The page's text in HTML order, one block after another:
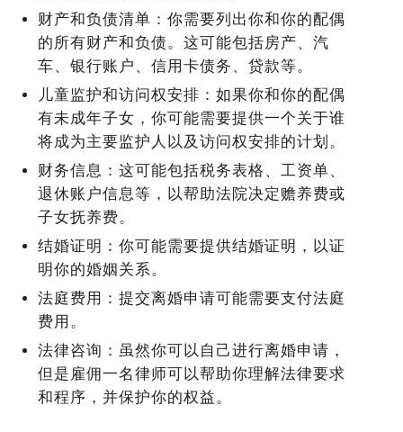
财产和负债清单：你需要列出你和你的配偶
的所有财产和负债。这可能包括房产、汽
车、银行账户、信用卡债务、贷款等。
儿童监护和访问权安排：如果你和你的配偶
有未成年子女，你可能需要提供一个关于谁
将成为主要监护人以及访问权安排的计划。
财务信息：这可能包括税务表格、工资单、
退休账户信息等，以帮助法院决定赡养费或
子女抚养费。
结婚证明：你可能需要提供结婚证明，以证
明你的婚姻关系。
法庭费用：提交离婚申请可能需要支付法庭
费用。
法律咨询：虽然你可以自己进行离婚申请，
但是雇佣一名律师可以帮助你理解法律要求
和程序，并保护你的权益。